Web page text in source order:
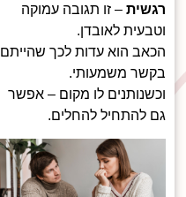
רגשית – זו תגובה עמוקה
וטבעית לאובדן.
הכאב הוא עדות לכך שהייתם
בקשר משמעותי.
וכשנותנים לו מקום – אפשר
גם להתחיל להחלים.